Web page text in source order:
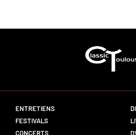
ENTRETIENS
FESTIVALS
CONCERTS